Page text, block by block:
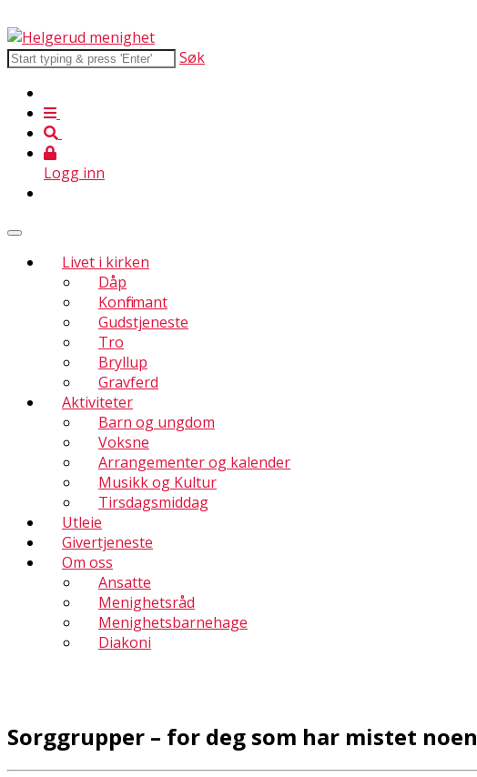
Søk
Logg inn
Livet i kirken
Dåp
Konfirmant
Gudstjeneste
Tro
Bryllup
Gravferd
Aktiviteter
Barn og ungdom
Voksne
Arrangementer og kalender
Musikk og Kultur
Tirsdagsmiddag
Utleie
Givertjeneste
Om oss
Ansatte
Menighetsråd
Menighetsbarnehage
Diakoni
Sorggrupper – for deg som har mistet noen